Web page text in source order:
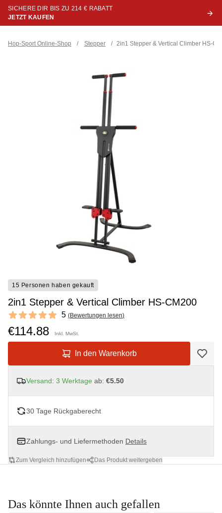
SICHERE DIR BIS ZU 214 € RABATT
JETZT KAUFEN
Hop-Sport Online-Shop / Stepper / 2in1 Stepper & Vertical Climber HS-
15 Personen haben gekauft
2in1 Stepper & Vertical Climber HS-CM200
Reviews
5 out of 5 stars 5 (Bewertungen lesen)
€114.88 Inkl. MwSt.
In den Warenkorb
Versand: 3 Werktage ab: €5.50
30 Tage Rückgaberecht
Zahlungs- und Liefermethoden Details
Zum Vergleich hinzufügen Das Produkt weitergeben
Das könnte Ihnen auch gefallen